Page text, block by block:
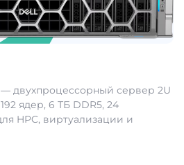
— двухпроцессорный сервер 2U
ядер, 6 ТБ DDR5, 24
HPC, виртуализации и